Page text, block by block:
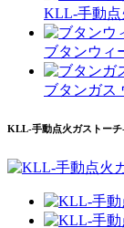
KLL-手動点
ブタンウィ
ブタンガス
KLL-手動点火ガストーチ